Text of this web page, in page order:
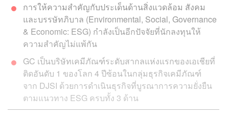
การให้ความสำคัญกับประเด็นด้านสิ่งแวดล้อม สังคม
และบรรษัทภิบาล (Environmental, Social, Governance
& Economic: ESG) กำลังเป็นอีกปัจจัยที่นักลงทุนให้
ความสำคัญไม่แพ้กัน
GC เป็นบริษัทเคมีภัณฑ์ระดับสากลแห่งแรกของเอเชียที่
ติดอันดับ 1 ของโลก 4 ปีซ้อนในกลุ่มธุรกิจเคมีภัณฑ์
จาก DJSI ด้วยการดำเนินธุรกิจที่บูรณาการความยั่งยืน
ตามแนวทาง ESG ครบทั้ง 3 ด้าน